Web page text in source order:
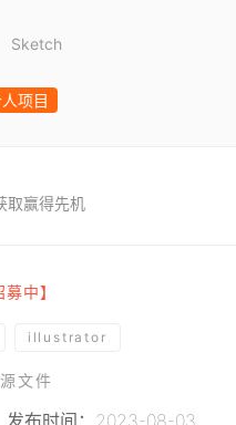
Sketch
项目
取赢得先机
募中】
illustrator
文件
发布时间：2023-08-03